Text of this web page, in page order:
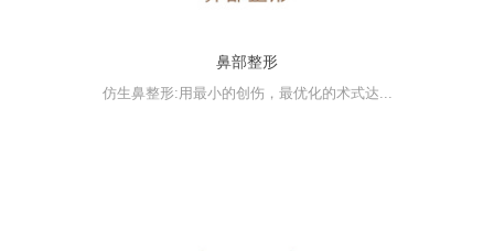
鼻部整形
仿生鼻整形:用最小的创伤，最优化的术式达...